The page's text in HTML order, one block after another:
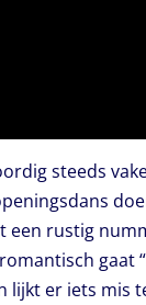
steeds
een rustig
gaat
lijkt er iets mis